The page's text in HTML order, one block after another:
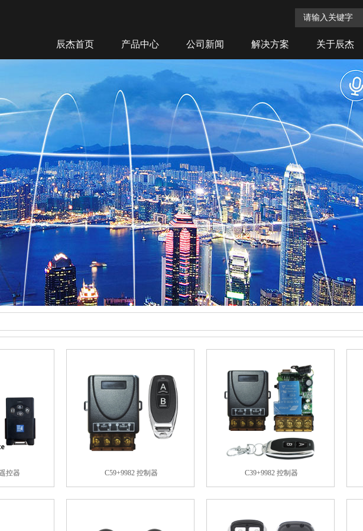
控器 C59+9982 控制器 C39+9982 控制器
辰杰首页 产品中心 公司新闻 解决方案 关于辰杰